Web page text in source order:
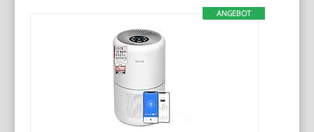
ANGEBOT